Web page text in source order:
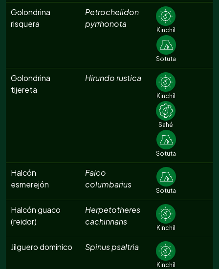
Golondrina
risquera
Petrochelidon
pyrrhonota
Kinchil
Sotuta
Golondrina
tijereta
Hirundo rustica
Kinchil
Sahé
Sotuta
Halcón
esmerejón
Falco
columbarius
Sotuta
Halcón guaco
(reidor)
Herpetotheres
cachinnans
Kinchil
Jilguero dominico Spinus psaltria
Kinchil